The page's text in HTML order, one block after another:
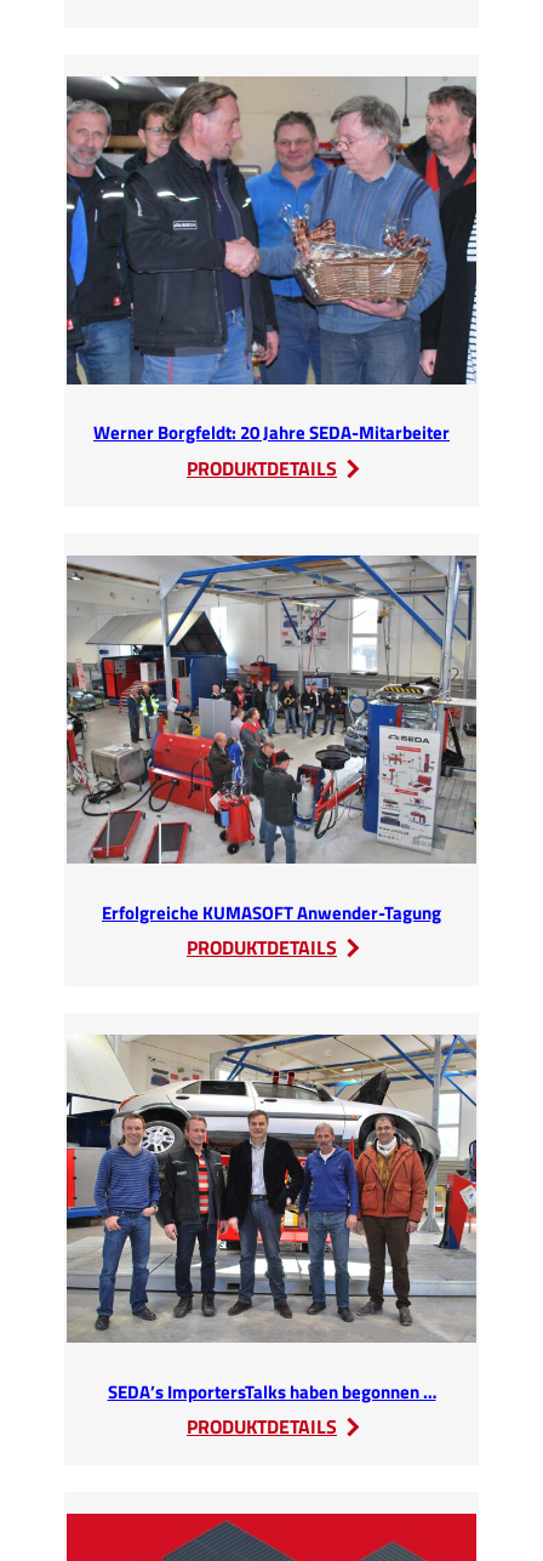
Verstärkung!
Werner Borgfeldt: 20 Jahre SEDA-Mitarbeiter
PRODUKTDETAILS
:
20
Jahre
SEDA-
Mitarbeiter
Erfolgreiche KUMASOFT Anwender-Tagung
PRODUKTDETAILS
:
Anwender-
Tagung
SEDA’s ImportersTalks haben begonnen …
PRODUKTDETAILS
:
haben
begonnen